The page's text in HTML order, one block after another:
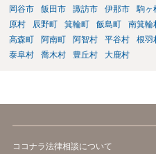
岡谷市
飯田市 諏訪市 伊那市 駒ヶ
原村
辰野町 箕輪町 飯島町 南箕輪
高森町
阿南町 阿智村 平谷村 根羽
泰阜村
喬木村 豊丘村 大鹿村
ココナラ法律相談について